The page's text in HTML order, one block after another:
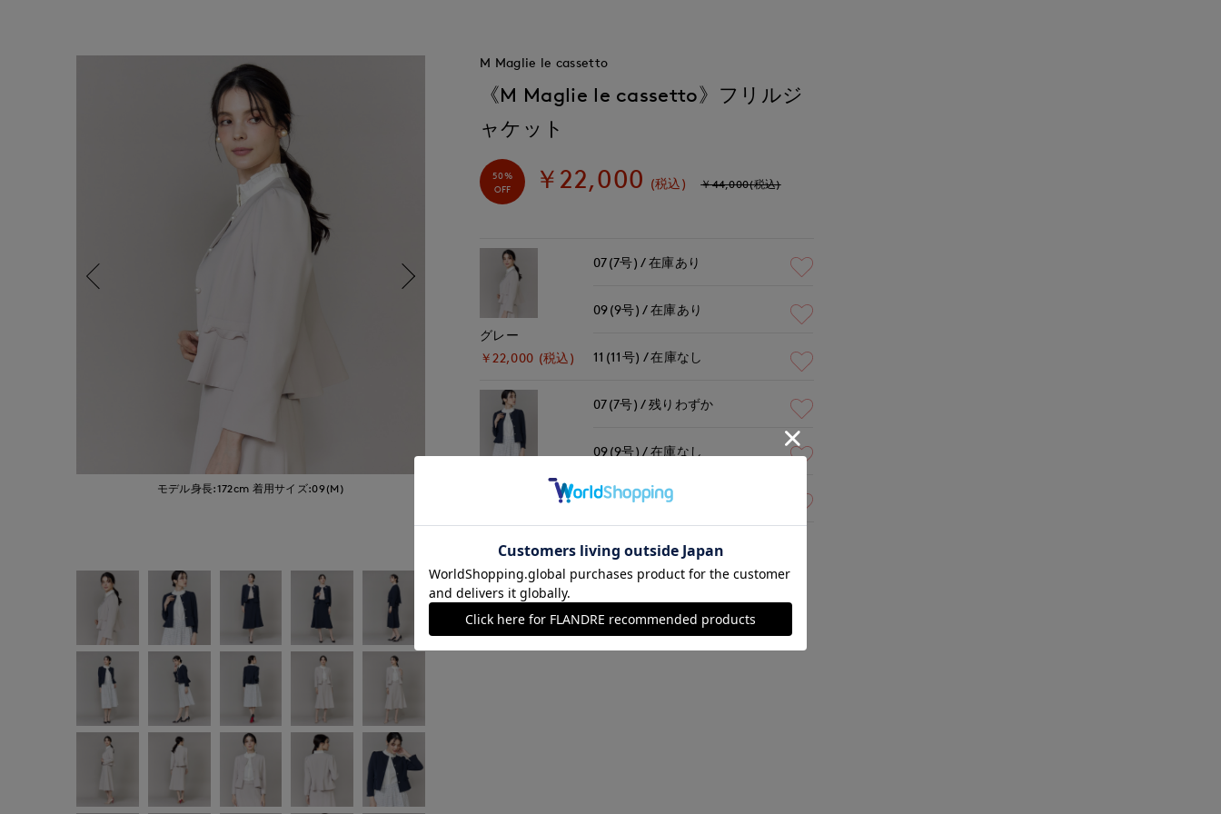
モデル身長:172cm 着用サイズ:09(M) モデル身長:172cm 着用サイズ:09(M)
M Maglie le cassetto
《M Maglie le cassetto》フリルジ
ャケット
50%
OFF
￥22,000 (税込) ￥44,000(税込)
グレー
￥22,000 (税込)
07(7号) 在庫あり
09(9号) 在庫あり
11(11号) 在庫なし
￥22,000 (税込)
07(7号) 残りわずか
09(9号) 在庫なし
11(11号) 在庫あり